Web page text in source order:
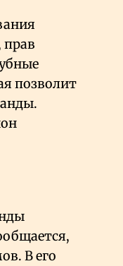
прав
позволит
В его